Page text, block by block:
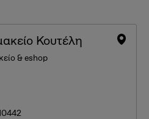
Κουτέλη
& eshop